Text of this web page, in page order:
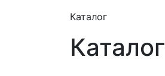
Каталог
Каталог